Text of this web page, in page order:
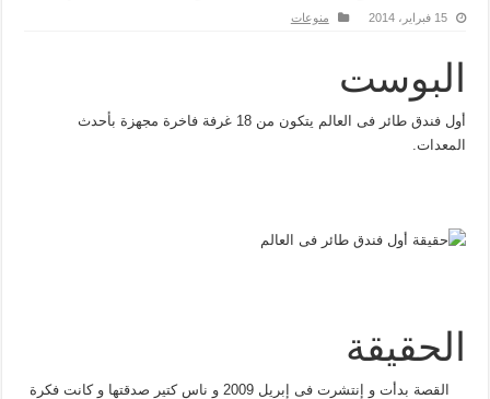
15 فبراير، 2014 منوعات
البوست
أول فندق طائر فى العالم يتكون من 18 غرفة فاخرة مجهزة بأحدث
المعدات.
الحقيقة
القصة بدأت و إنتشرت فى إبريل 2009 و ناس كتير صدقتها و كانت فكرة